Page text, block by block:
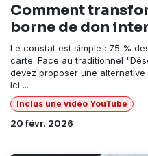
Comment
borne de don
Le constat est simple : 75 %
carte. Face au traditionnel
devez proposer une alternative
ici ...
Inclus une vidéo YouTube
20 févr. 2026